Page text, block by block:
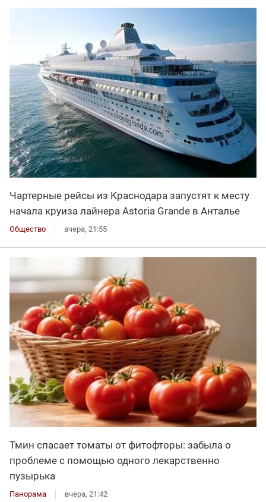
Чартерные рейсы из Краснодара запустят к месту
начала круиза лайнера Astoria Grande в Анталье
Общество вчера, 21:55
Тмин спасает томаты от фитофторы: забыла о
проблеме с помощью одного лекарственно
пузырька
Панорама вчера, 21:42